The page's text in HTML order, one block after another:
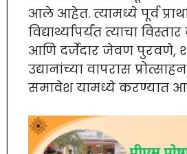
आले आहेत. त्यामध्ये पूर्व
विद्यार्थ्यापर्यंत त्याचा
आणि दर्जेदार जेवण पुरवणे,
उद्यानांच्या वापरास
समावेश यामध्ये करण्यात